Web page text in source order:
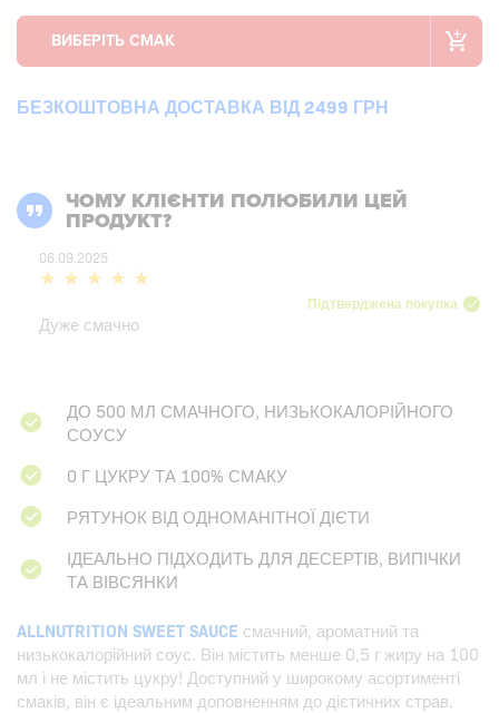
БЕЗКОШТОВНА ДОСТАВКА ВІД 2499 ГРН
ЧОМУ КЛІЄНТИ ПОЛЮБИЛИ ЦЕЙ
ПРОДУКТ?
06.09.2025
Підтверджена покупка
Дуже смачно
ДО 500 МЛ СМАЧНОГО, НИЗЬКОКАЛОРІЙНОГО
СОУСУ
0 Г ЦУКРУ ТА 100% СМАКУ
РЯТУНОК ВІД ОДНОМАНІТНОЇ ДІЄТИ
ІДЕАЛЬНО ПІДХОДИТЬ ДЛЯ ДЕСЕРТІВ, ВИПІЧКИ
ТА ВІВСЯНКИ
ALLNUTRITION SWEET SAUCE смачний, ароматний та
низькокалорійний соус. Він містить менше 0,5 г жиру на 100
мл і не містить цукру! Доступний у широкому асортименті
смаків, він є ідеальним доповненням до дієтичних страв.